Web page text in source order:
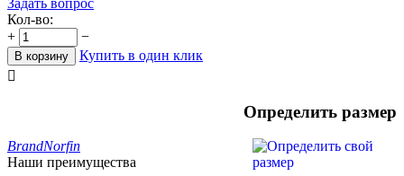
Кол-во:
+
−
В корзину
Купить в один клик

Определить размер
BrandNorfin
Наши преимущества